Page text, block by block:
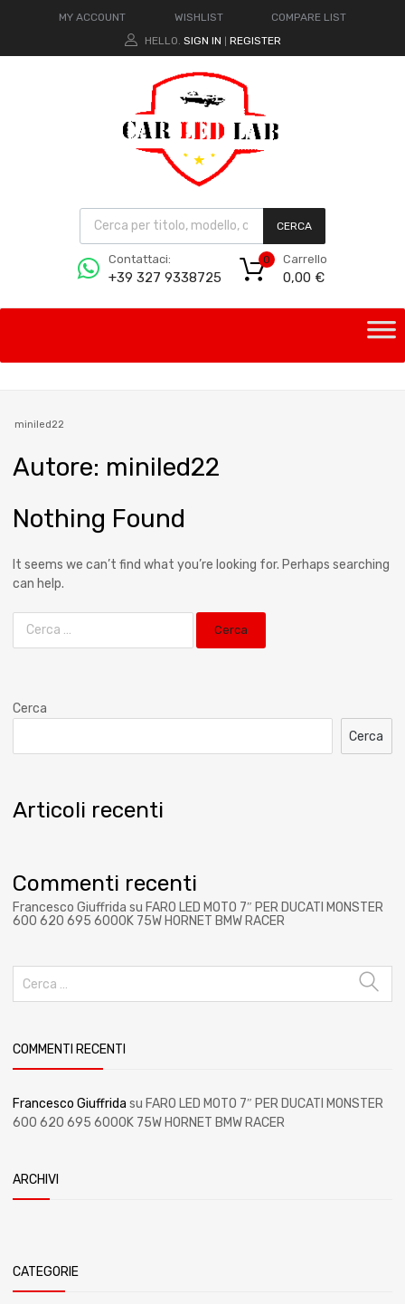
MY ACCOUNT WISHLIST
COMPARE LIST
HELLO. SIGN IN REGISTER
CERCA
Contattaci:
+39 327 9338725
Carrello
0,00 €
0
miniled22
Autore: miniled22
Nothing Found
It seems we can’t find what you’re looking for. Perhaps searching
can help.
Cerca
Cerca
Articoli recenti
Commenti recenti
Francesco Giuffrida su FARO LED MOTO 7″ PER DUCATI MONSTER
600 620 695 6000K 75W HORNET BMW RACER
COMMENTI RECENTI
Francesco Giuffrida su FARO LED MOTO 7″ PER DUCATI MONSTER
600 620 695 6000K 75W HORNET BMW RACER
ARCHIVI
CATEGORIE